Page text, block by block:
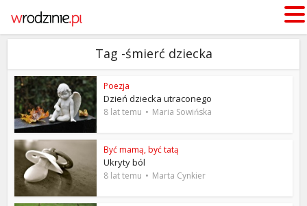
Tag -śmierć dziecka
Poezja
Dzień dziecka utraconego
8 lat temu Maria Sowińska
Być mamą, być tatą
Ukryty ból
8 lat temu Marta Cynkier